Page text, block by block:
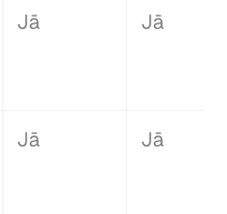
Jā Jā
Jā Jā